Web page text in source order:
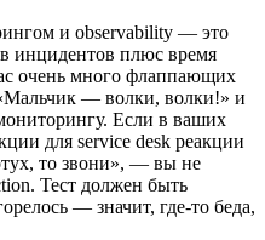
и observability — это
инцидентов плюс время
очень много флаппающих
— волки, волки!» и
Если в ваших
для service desk реакции
то звони», — вы не
Тест должен быть
— значит, где-то беда,